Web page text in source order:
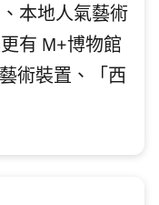
本地人氣藝術
有 M+博物館
術裝置、「西